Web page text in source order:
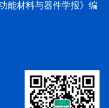
能材料与器件学报》编